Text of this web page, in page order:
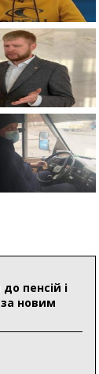
пенсій і
новим